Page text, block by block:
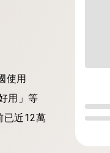
使用
用」等
已近12萬